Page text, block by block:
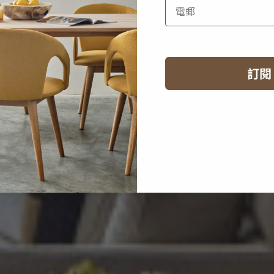
氣息的理
訂閱